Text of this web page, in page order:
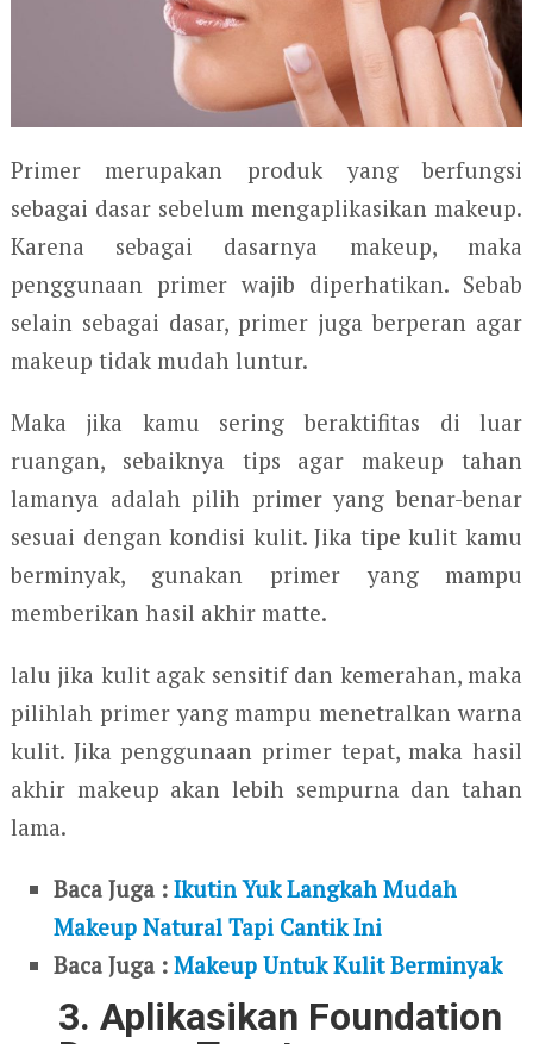
Primer merupakan produk yang berfungsi
sebagai dasar sebelum mengaplikasikan makeup.
Karena sebagai dasarnya makeup, maka
penggunaan primer wajib diperhatikan. Sebab
selain sebagai dasar, primer juga berperan agar
makeup tidak mudah luntur.
Maka jika kamu sering beraktifitas di luar
ruangan, sebaiknya tips agar makeup tahan
lamanya adalah pilih primer yang benar-benar
sesuai dengan kondisi kulit. Jika tipe kulit kamu
berminyak, gunakan primer yang mampu
memberikan hasil akhir matte.
lalu jika kulit agak sensitif dan kemerahan, maka
pilihlah primer yang mampu menetralkan warna
kulit. Jika penggunaan primer tepat, maka hasil
akhir makeup akan lebih sempurna dan tahan
lama.
Baca Juga :Ikutin Yuk Langkah Mudah
Makeup Natural Tapi Cantik Ini
Baca Juga :Makeup Untuk Kulit Berminyak
3. Aplikasikan Foundation